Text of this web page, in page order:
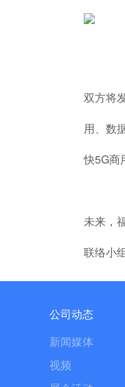
双方将
用、数
快5G商
未来，
联络小
公司动态
新闻媒体
视频